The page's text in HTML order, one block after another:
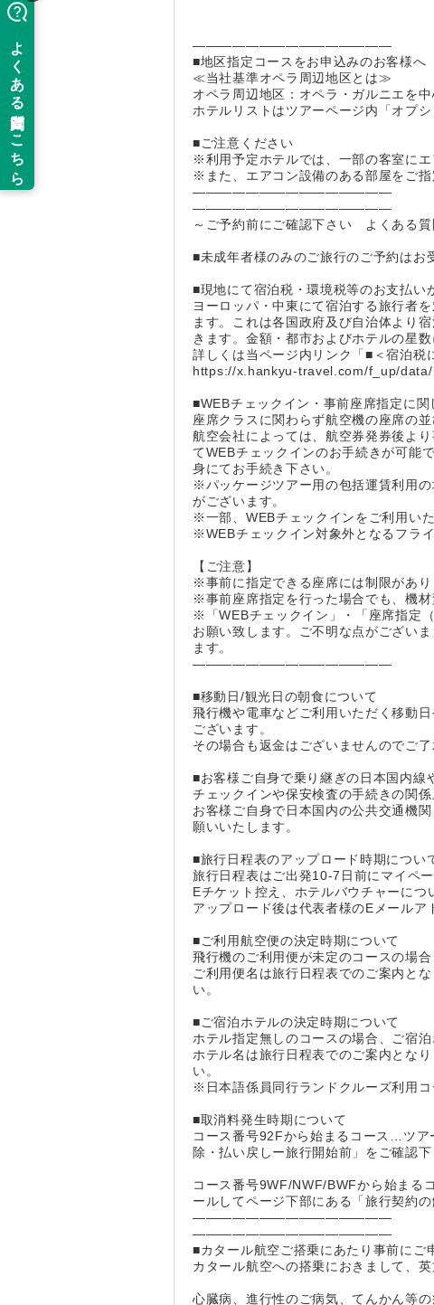
―――――――――――――――
■地区指定コースをお申込みのお客様へ
≪当社基準オペラ周辺地区とは≫
オペラ周辺地区：オペラ・ガルニエを
ホテルリストはツアーページ内「オプ
■ご注意ください
※利用予定ホテルでは、一部の客室にエ
※また、エアコン設備のある部屋をご
―――――――――――――――
―――――――――――――――
～ご予約前にご確認下さい よくある質
■未成年者様のみのご旅行のご予約はお
■現地にて宿泊税・環境税等のお支払い
ヨーロッパ・中東にて宿泊する旅行者
ます。これは各国政府及び自治体より
きます。金額・都市およびホテルの星数
詳しくは当ページ内リンク「■＜宿泊税
https://x.hankyu-travel.com/f_up/
■WEBチェックイン・事前座席指定に関
座席クラスに関わらず航空機の座席の
航空会社によっては、航空券発券後よ
てWEBチェックインのお手続きが可能
身にてお手続き下さい。
※パッケージツアー用の包括運賃利用
がございます。
※一部、WEBチェックインをご利用い
※WEBチェックイン対象外となるフラ
【ご注意】
※事前に指定できる座席には制限があ
※事前座席指定を行った場合でも、機
※「WEBチェックイン」・「座席指定
お願い致します。ご不明な点がござい
ます。
―――――――――――――――
■移動日/観光日の朝食について
飛行機や電車などご利用いただく移動
ございます。
その場合も返金はございませんのでご了
■お客様ご自身で乗り継ぎの日本国内線
チェックインや保安検査の手続きの関
お客様ご自身で日本国内の公共交通機
願いいたします。
■旅行日程表のアップロード時期につい
旅行日程表はご出発10-7日前にマイペ
Eチケット控え、ホテルバウチャーにつ
アップロード後は代表者様のEメールア
■ご利用航空便の決定時期について
飛行機のご利用便が未定のコースの場
ご利用便名は旅行日程表でのご案内と
い。
■ご宿泊ホテルの決定時期について
ホテル指定無しのコースの場合、ご宿
ホテル名は旅行日程表でのご案内とな
い。
※日本語係員同行ランドクルーズ利用
■取消料発生時期について
コース番号92Fから始まるコース…ツア
除・払い戻しー旅行開始前」をご確認下
コース番号9WF/NWF/BWFから始まる
ールしてページ下部にある「旅行契約
―――――――――――――――
―――――――――――――――
■カタール航空ご搭乗にあたり事前にご
カタール航空への搭乗におきまして、
心臓病、進行性のご病気、てんかん等